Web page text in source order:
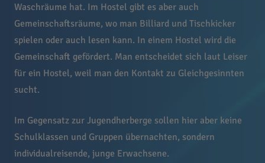
Waschräume hat. Im Hostel gibt es aber auch
Gemeinschaftsräume, wo man Billiard und Tischkicker
spielen oder auch lesen kann. In einem Hostel wird die
Gemeinschaft gefördert. Man entscheidet sich laut Leiser
für ein Hostel, weil man den Kontakt zu Gleichgesinnten
sucht.
Im Gegensatz zur Jugendherberge sollen hier aber keine
Schulklassen und Gruppen übernachten, sondern
individualreisende, junge Erwachsene.